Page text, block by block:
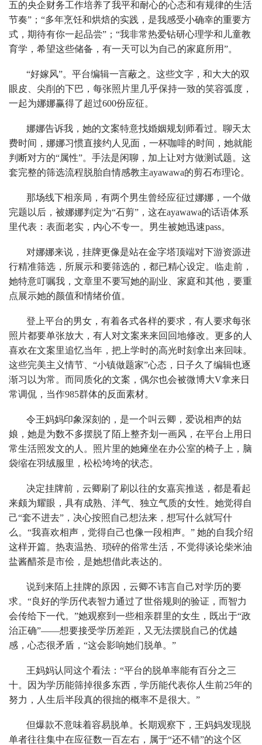
五的央企财务工作培养了我平和耐心的心态和有规律的生活
节奏”；“多年烹饪和烘焙的实践，是我感受小确幸的重要方
式，期待有你一起品尝”；“我非常热爱钻研心理学和儿童教
育学，希望这些储备，有一天可以为自己的家庭所用”。
“好嫁风”。平台编辑一言蔽之。这些文字，和大大的双
眼皮、尖削的下巴，每张照片里几乎保持一致的笑容弧度，
一起为娜娜赢得了超过600份应征。
娜娜告诉我，她的文案特意找婚姻规划师看过。聊天太
费时间，娜娜习惯直接约人见面，一杯咖啡的时间，她就能
判断对方的“属性”。手法是闲聊，加上让对方做测试题。这
套完整的筛选流程脱胎自情感教主ayawawa的剪石布理论。
那场线下相亲局，有两个男生曾经应征过娜娜，一个做
完题以后，被娜娜判定为“石剪”，这在ayawawa的话语体系
里代表：表面老实，内心不专一。男生被她迅速pass。
对娜娜来说，挂牌更像是站在金字塔顶端对下游资源进
行精准筛选，所展示和要筛选的，都已精心设定。临走前，
她特意叮嘱我，文章里不要写她的副业、家庭和其他，要重
点展示她的颜值和情绪价值。
登上平台的男女，有着各式各样的要求，有人要求每张
照片都要单张放大，有人对文案来来回回地修改。更多的人
喜欢在文案里追忆当年，把上学时的高光时刻拿出来回味。
这些完美主义情节、“小镇做题家”心态，日子久了编辑也逐
渐习以为常。而同质化的文案，偶尔也会被微博大V拿来日
常调侃，当作985群体的反面素材。
令王妈妈印象深刻的，是一个叫云卿，爱说相声的姑
娘，她是为数不多摆脱了陌上整齐划一画风，在平台上用日
常生活照发文的人。照片里的她瘫坐在办公室的椅子上，脑
袋缩在羽绒服里，松松垮垮的状态。
决定挂牌前，云卿刷了刷以往的女嘉宾推送，都是看起
来颇为耀眼，具有成熟、洋气、独立气质的女性。她觉得自
己“套不进去”，决心按照自己想法来，想写什么就写什
么。“我喜欢相声，觉得自己也像一段相声。” 她的自我介绍
这样开篇。热衷温热、琐碎的俗常生活，不觉得谈论柴米油
盐酱醋茶是市侩，是她想借此表达的。
说到来陌上挂牌的原因，云卿不讳言自己对学历的要
求。“良好的学历代表智力通过了世俗规则的验证，而智力
会传给下一代。”她观察到一些相亲群里的女生，既出于“政
治正确”——想要接受学历差距，又无法摆脱自己的优越
感，心态很矛盾，“这会影响她们脱单。”
王妈妈认同这个看法：“平台的脱单率能有百分之三
十。因为学历能筛掉很多东西，学历能代表你人生前25年的
努力，人生后半段真的很拙的概率不是很大。”
但爆款不意味着容易脱单。长期观察下，王妈妈发现脱
单者往往集中在应征数一百左右，属于“还不错”的这个区